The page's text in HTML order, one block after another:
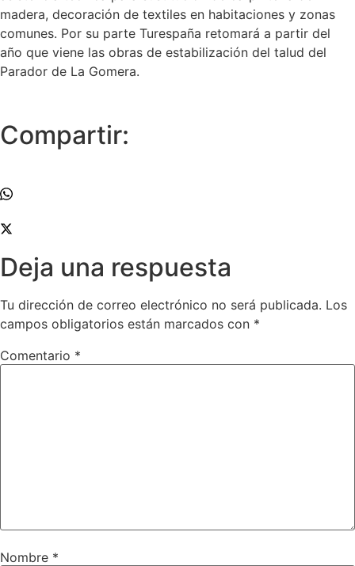
madera, decoración de textiles en habitaciones y zonas
comunes. Por su parte Turespaña retomará a partir del
año que viene las obras de estabilización del talud del
Parador de La Gomera.
Compartir:
Deja una respuesta
Tu dirección de correo electrónico no será publicada. Los
campos obligatorios están marcados con *
Comentario *
Nombre *